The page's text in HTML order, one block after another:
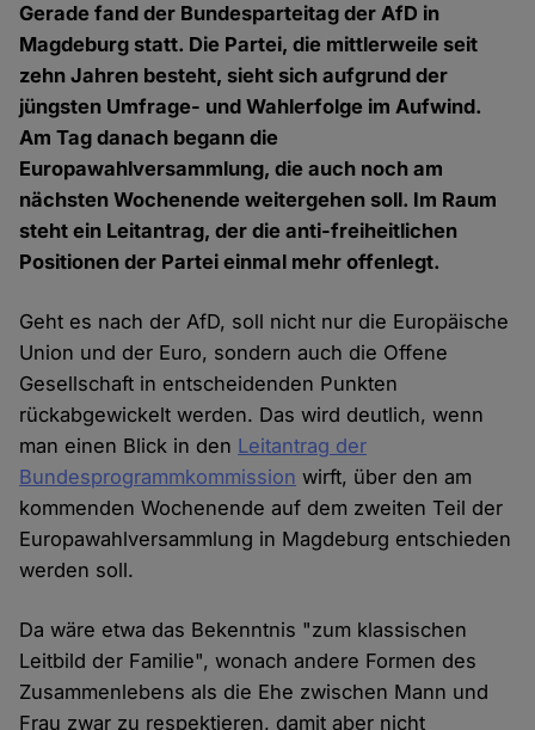
Gerade fand der Bundesparteitag der AfD in
Magdeburg statt. Die Partei, die mittlerweile seit
zehn Jahren besteht, sieht sich aufgrund der
jüngsten Umfrage- und Wahlerfolge im Aufwind.
Am Tag danach begann die
Europawahlversammlung, die auch noch am
nächsten Wochenende weitergehen soll. Im Raum
steht ein Leitantrag, der die anti-freiheitlichen
Positionen der Partei einmal mehr offenlegt.
Geht es nach der AfD, soll nicht nur die Europäische
Union und der Euro, sondern auch die Offene
Gesellschaft in entscheidenden Punkten
rückabgewickelt werden. Das wird deutlich, wenn
man einen Blick in den Leitantrag der
Bundesprogrammkommission wirft, über den am
kommenden Wochenende auf dem zweiten Teil der
Europawahlversammlung in Magdeburg entschieden
werden soll.
Da wäre etwa das Bekenntnis "zum klassischen
Leitbild der Familie", wonach andere Formen des
Zusammenlebens als die Ehe zwischen Mann und
Frau zwar zu respektieren, damit aber nicht